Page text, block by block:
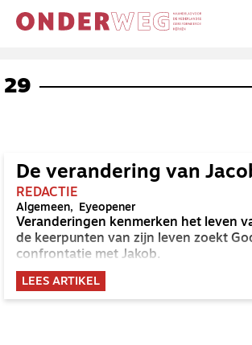
29
De verandering van
REDACTIE
Algemeen Eyeopener
Veranderingen kenmerken het leven
de keerpunten van zijn leven zoekt
confrontatie met Jakob.
LEES ARTIKEL